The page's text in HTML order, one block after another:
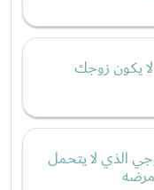
لا يكون زوجك
الذي لا يتحمل